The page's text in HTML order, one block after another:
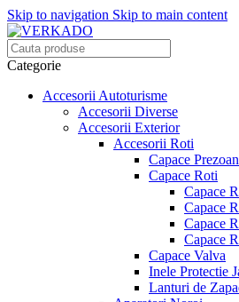
Skip to navigation Skip to main content
Categorie
Accesorii Autoturisme
Accesorii Diverse
Accesorii Exterior
Accesorii Roti
Capace
Capace Roti
Capace
Capace
Capace
Capace
Capace Valva
Inele Protectie
Lanturi de